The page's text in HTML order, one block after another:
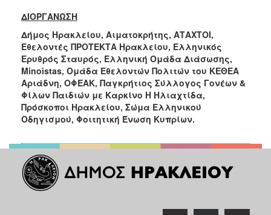
ΔΙΟΡΓΑΝΩΣΗ
Δήμος Ηρακλείου, Αιματοκρήτης, ΑΤΑΧΤΟΙ,
Εθελοντές ΠΡΟΤΕΚΤΑ Ηρακλείου, Ελληνικός
Ερυθρός Σταυρός, Ελληνική Ομάδα Διάσωσης,
Minoistas, Ομάδα Εθελοντών Πολιτών του ΚΕΘΕΑ
Αριάδνη, ΟΦΕΑΚ, Παγκρήτιος Σύλλογος Γονέων &
Φίλων Παιδιών με Καρκίνο Η Ηλιαχτίδα,
Πρόσκοποι Ηρακλείου, Σώμα Ελληνικού
Οδηγισμού, Φοιτητική Ένωση Κυπρίων.